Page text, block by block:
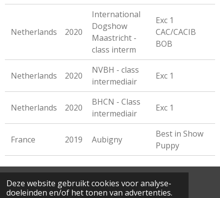
Deze website gebruikt cookies voor analyse-
doeleinden en/of het tonen van advertenties.
Netherlands 2020
International
Dogshow
Maastricht -
class interm
Exc 1
CAC/CACIB
BOB
Netherlands 2020
NVBH - class
intermediair
Exc 1
Netherlands 2020
BHCN - Class
intermediair
Exc 1
France 2019 Aubigny
Best in Show
Puppy
© 2023 - 2026 Het Teutse Hof
Powered byJouwWeb